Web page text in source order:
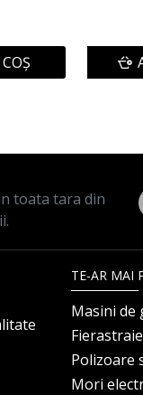
toata tara din
TE-AR MAI
Masini
Polizoare
Mori